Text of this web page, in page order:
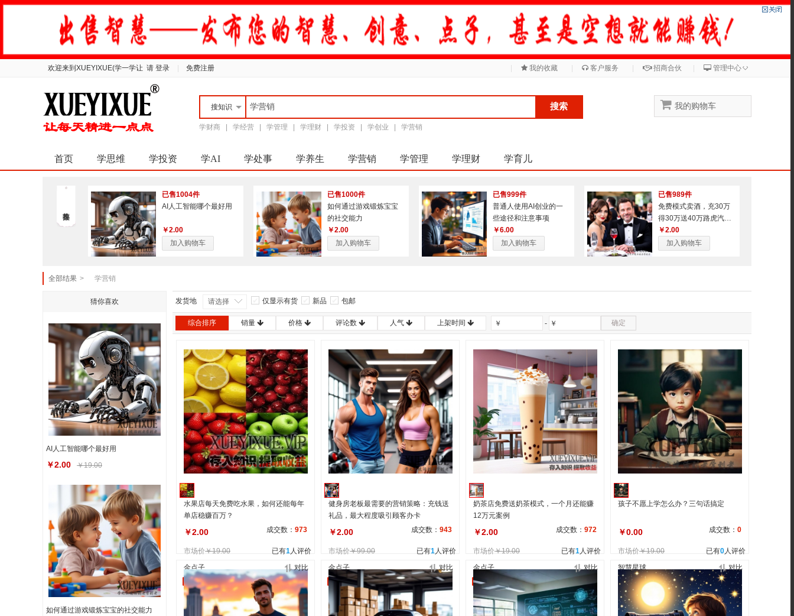
欢迎来到XUEYIXUE(学一学让 请 登录 免费注册 我的收藏 客户服务 招商合伙 管理中心◇
搜知识 搜索
学财商 学经营 学管理 学理财 学投资 学创业 学营销
我的购物车
首页 学思维 学投资 学AI 学处事 学养生 学营销 学管理 学理财 学育儿
已售1004件
AI人工智能哪个最好用
￥2.00
加入购物车
已售1000件
如何通过游戏锻炼宝宝
的社交能力
￥2.00
加入购物车
已售999件
普通人使用AI创业的一
些途径和注意事项
￥6.00
加入购物车
已售989件
免费模式卖酒，充30万
得30万送40万路虎汽气
车一辆，1年还包赚50万
￥2.00
加入购物车
全部结果 > 学营销
猜你喜欢
AI人工智能哪个最好用
￥2.00 ￥19.00
如何通过游戏锻炼宝宝的社交能力
发货地 请选择 仅显示有货 新品 包邮
综合排序 销量 价格 评论数 人气 上架时间 ￥ ￥
- 确定
水果店每天免费吃水果，如何还能每年
单店稳赚百万？
￥2.00 成交数： 973
市场价￥19.00 已有1人评价
金点子
对比
自营
健身房老板最需要的营销策略：充钱送
礼品，最大程度吸引顾客办卡
￥2.00 成交数： 943
市场价￥99.00 已有1人评价
金点子
对比
自营
奶茶店免费送奶茶模式，一个月还能赚
12万元案例
￥2.00 成交数： 972
市场价￥19.00 已有1人评价
金点子
对比
自营
孩子不愿上学怎么办？三句话搞定
￥0.00 成交数： 0
市场价￥19.00 已有0人评价
智慧星球
对比